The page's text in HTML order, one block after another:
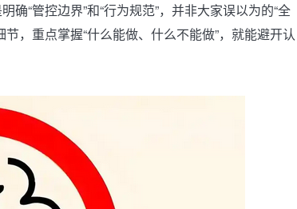
“管控边界”和“行为规范”，并非大家误以为的“全
，重点掌握“什么能做、什么不能做”，就能避开认